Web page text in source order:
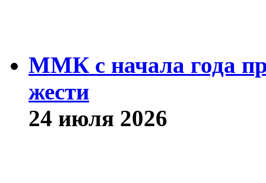
ММК с начала года
жести
24 июля 2026